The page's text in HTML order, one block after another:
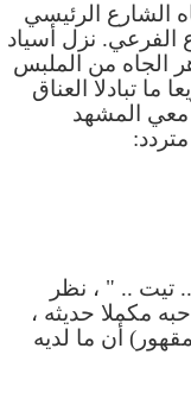
الشارع الرئيسي
الفرعي. نزل أسياد
الجاه من الملبس
ما تبادلا العناق
معي المشهد
تيت .. " ، نظر
مكملا حديثه ،
أن ما لديه